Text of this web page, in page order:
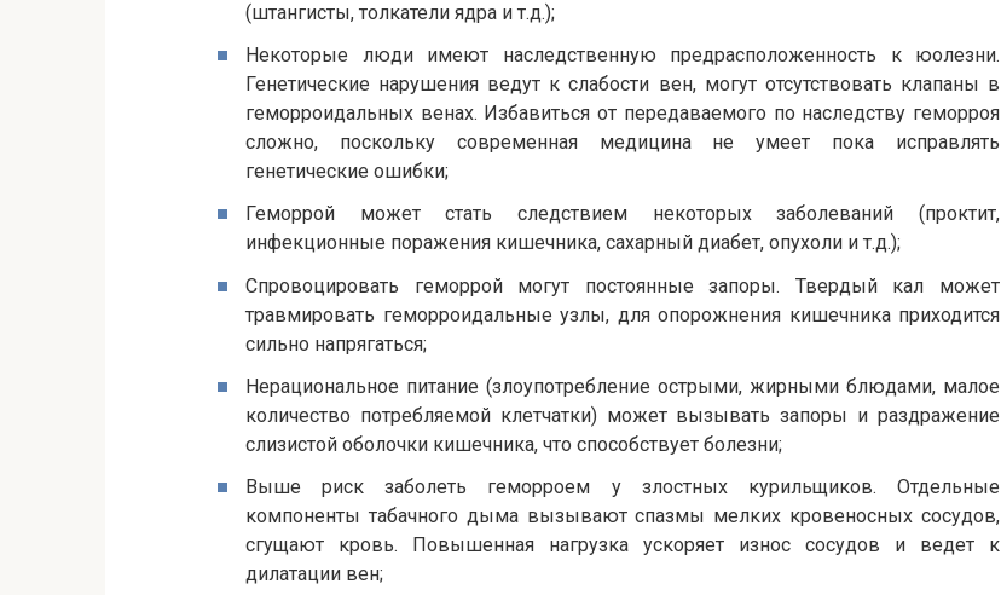
(штангисты, толкатели ядра и т.д.);
Некоторые люди имеют наследственную предрасположенность к юолезни.
Генетические нарушения ведут к слабости вен, могут отсутствовать клапаны в
геморроидальных венах. Избавиться от передаваемого по наследству геморроя
сложно, поскольку современная медицина не умеет пока исправлять
генетические ошибки;
Геморрой может стать следствием некоторых заболеваний (проктит,
инфекционные поражения кишечника, сахарный диабет, опухоли и т.д.);
Спровоцировать геморрой могут постоянные запоры. Твердый кал может
травмировать геморроидальные узлы, для опорожнения кишечника приходится
сильно напрягаться;
Нерациональное питание (злоупотребление острыми, жирными блюдами, малое
количество потребляемой клетчатки) может вызывать запоры и раздражение
слизистой оболочки кишечника, что способствует болезни;
Выше риск заболеть геморроем у злостных курильщиков. Отдельные
компоненты табачного дыма вызывают спазмы мелких кровеносных сосудов,
сгущают кровь. Повышенная нагрузка ускоряет износ сосудов и ведет к
дилатации вен;